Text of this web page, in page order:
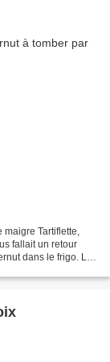
maigre Tartiflette,
fallait un retour
dans le frigo. La